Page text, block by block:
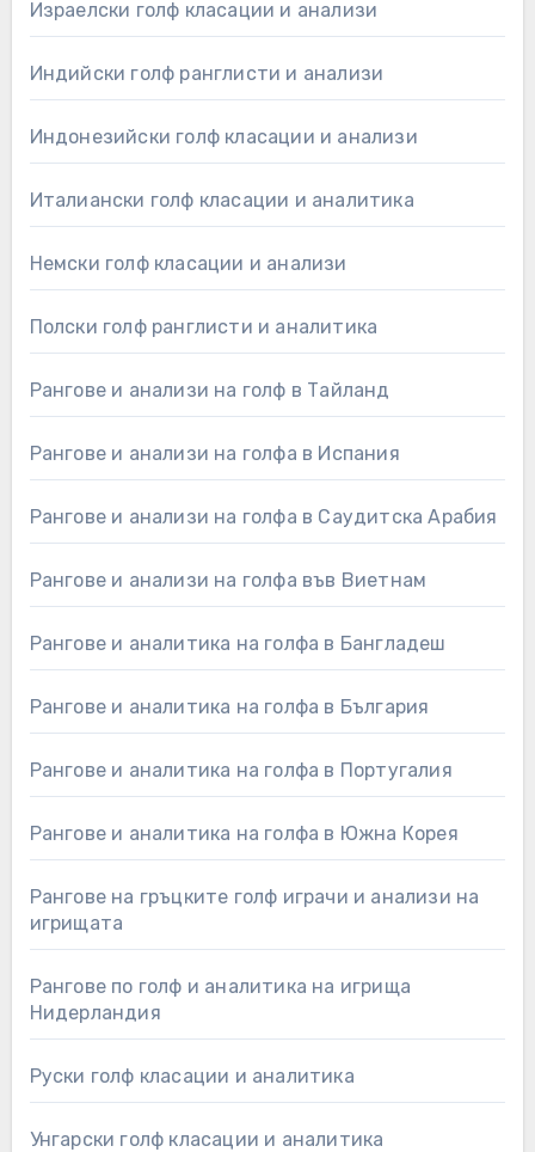
Израелски голф класации и анализи
Индийски голф ранглисти и анализи
Индонезийски голф класации и анализи
Италиански голф класации и аналитика
Немски голф класации и анализи
Полски голф ранглисти и аналитика
Рангове и анализи на голф в Тайланд
Рангове и анализи на голфа в Испания
Рангове и анализи на голфа в Саудитска Арабия
Рангове и анализи на голфа във Виетнам
Рангове и аналитика на голфа в Бангладеш
Рангове и аналитика на голфа в България
Рангове и аналитика на голфа в Португалия
Рангове и аналитика на голфа в Южна Корея
Рангове на гръцките голф играчи и анализи на
игрищата
Рангове по голф и аналитика на игрища
Нидерландия
Руски голф класации и аналитика
Унгарски голф класации и аналитика